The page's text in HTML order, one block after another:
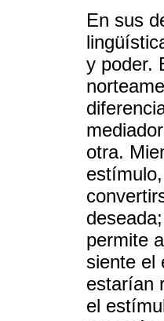
En sus
y poder.
otra.
permite
siente el
estarían
el